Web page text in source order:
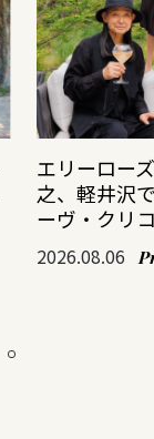
エリーロー
之、軽井沢
ーヴ・クリ
2026.08.06